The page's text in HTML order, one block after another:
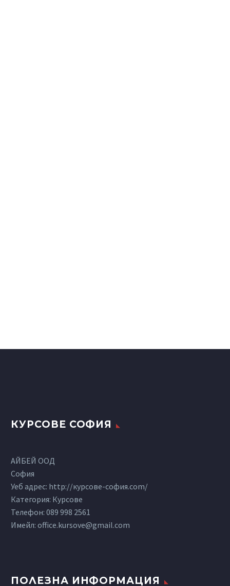
КУРСОВЕ СОФИЯ
АЙБЕЙ ООД
София
Уеб адрес: http://курсове-софия.com/
Категория: Курсове
Телефон: 089 998 2561
Имейл: office.kursove@gmail.com
ПОЛЕЗНА ИНФОРМАЦИЯ